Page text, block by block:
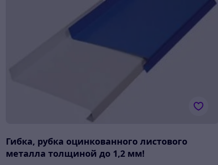
Гибка, рубка оцинкованного листового
металла толщиной до 1,2 мм!